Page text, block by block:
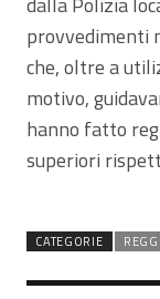
provvedimenti
che, oltre a
motivo,
hanno fatto
superiori
CATEGORIE